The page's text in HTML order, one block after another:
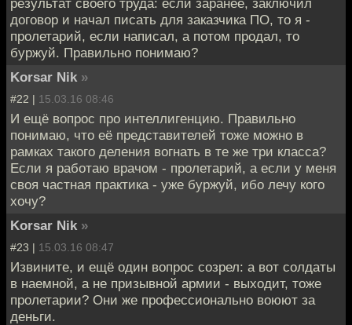
договор и начал писать для заказчика ПО, то я -
пролетарий, если написал, а потом продал, то
буржуй. Правильно понимаю?
Korsar Nik »
#22 | 15.03.16 08:46
И ещё вопрос про интеллигенцию. Правильно
понимаю, что её представителей тоже можно в
рамках такого деления вогнать в те же три класса?
Если я работаю врачом - пролетарий, а если у меня
своя частная практика - уже буржуй, ибо лечу кого
хочу?
Korsar Nik »
#23 | 15.03.16 08:47
Извините, и ещё один вопрос созрел: а вот солдаты
в наемной, а не призывной армии - выходит, тоже
пролетарии? Они же профессионально воюют за
деньги.